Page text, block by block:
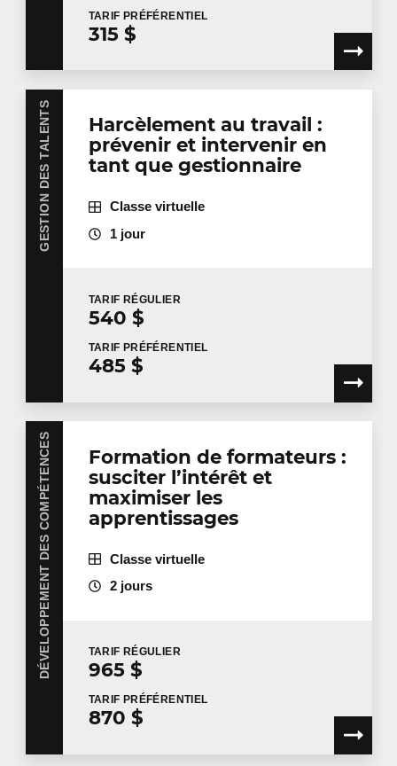
TARIF PRÉFÉRENTIEL
315 $
GESTION DES TALENTS
Harcèlement au travail :
prévenir et intervenir en
tant que gestionnaire
Classe virtuelle
1 jour
TARIF RÉGULIER
540 $
TARIF PRÉFÉRENTIEL
485 $
DÉVELOPPEMENT DES COMPÉTENCES
Formation de formateurs :
susciter l’intérêt et
maximiser les
apprentissages
Classe virtuelle
2 jours
TARIF RÉGULIER
965 $
TARIF PRÉFÉRENTIEL
870 $